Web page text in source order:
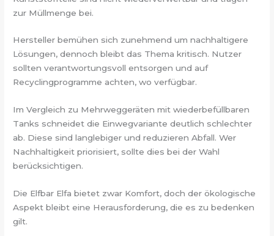
zur Müllmenge bei.
Hersteller bemühen sich zunehmend um nachhaltigere
Lösungen, dennoch bleibt das Thema kritisch. Nutzer
sollten verantwortungsvoll entsorgen und auf
Recyclingprogramme achten, wo verfügbar.
Im Vergleich zu Mehrweggeräten mit wiederbefüllbaren
Tanks schneidet die Einwegvariante deutlich schlechter
ab. Diese sind langlebiger und reduzieren Abfall. Wer
Nachhaltigkeit priorisiert, sollte dies bei der Wahl
berücksichtigen.
Die Elfbar Elfa bietet zwar Komfort, doch der ökologische
Aspekt bleibt eine Herausforderung, die es zu bedenken
gilt.